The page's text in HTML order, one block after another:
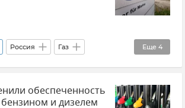
Еще 4
Россия Газ
Энергоресурсы
обеспеченность
и дизелем